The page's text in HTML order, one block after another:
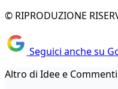
© RIPRODUZIONE
Seguici anche su
Altro di Idee e Commenti